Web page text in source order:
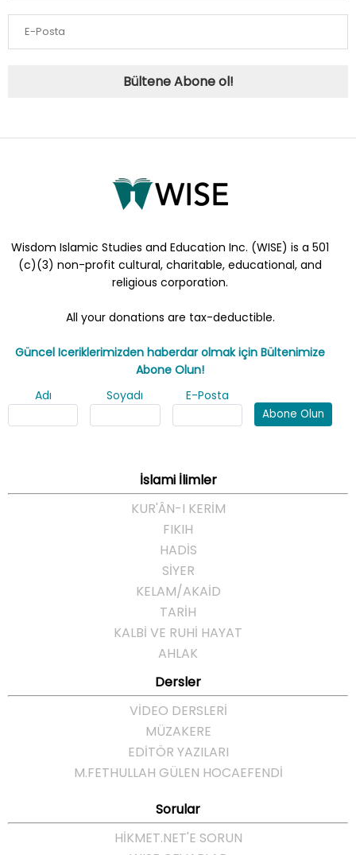
Bültene Abone ol!
Wisdom Islamic Studies and Education Inc. (WISE) is a 501
(c)(3) non-profit cultural, charitable, educational, and
religious corporation.
All your donations are tax-deductible.
Güncel Iceriklerimizden haberdar olmak için Bültenimize
Abone Olun!
Adı
Soyadı E-Posta
Abone Olun
İslami İlimler
KUR'ÂN-I KERİM
FIKIH
HADİS
SİYER
KELAM/AKAİD
TARİH
KALBİ VE RUHİ HAYAT
AHLAK
Dersler
VİDEO DERSLERİ
MÜZAKERE
EDİTÖR YAZILARI
M.FETHULLAH GÜLEN HOCAEFENDI
Sorular
HIKMET.NET'E SORUN